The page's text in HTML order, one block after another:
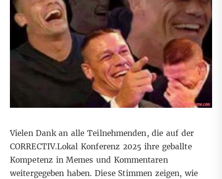
Vielen Dank an alle Teilnehmenden, die auf der
CORRECTIV.Lokal Konferenz 2025 ihre geballte
Kompetenz in Memes und Kommentaren
weitergegeben haben. Diese Stimmen zeigen, wie